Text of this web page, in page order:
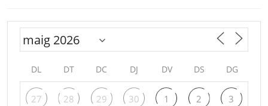
DL DT DC DJ DV DS DG
27 28 29 30 1 2 3